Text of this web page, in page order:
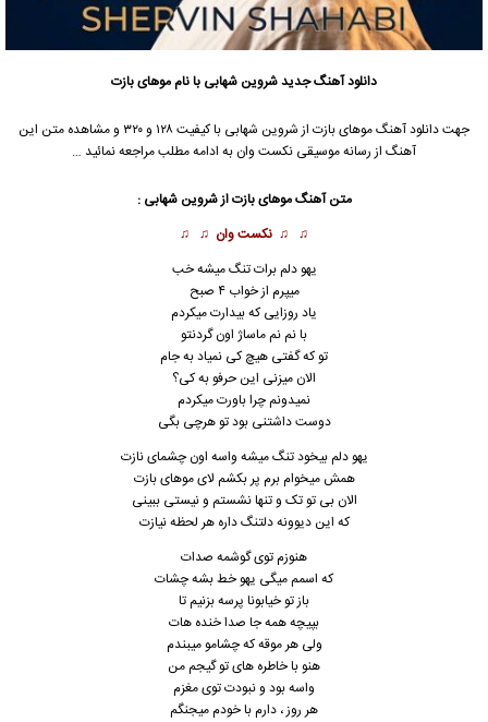
دانلود آهنگ جدیدشروین شهابی با نام موهای بازت
جهت دانلود آهنگ موهای بازت از شروین شهابی با کیفیت ۱۲۸ و ۳۲۰ و مشاهده متن این
آهنگ از رسانه موسیقی نکست وان به ادامه مطلب مراجعه نمائید …
متن آهنگ موهای بازت از شروین شهابی :
♫ ♫ نکست وان ♫ ♫
یهو دلم برات تنگ میشه خب
میپرم از خواب ۴ صبح
یاد روزایی که بیدارت میکردم
با نم نم ماساژ اون گردنتو
تو که گفتی هیچ کی نمیاد به جام
الان میزنی این حرفو به کی؟
نمیدونم چرا باورت میکردم
دوست داشتنی بود تو هرچی بگی
یهو دلم بیخود تنگ میشه واسه اون چشمای نازت
همش میخوام برم پر بکشم لای موهای بازت
الان بی تو تک و تنها نشستم و نیستی ببینی
که این دیوونه دلتنگ داره هر لحظه نیازت
هنوزم توی گوشمه صدات
که اسمم میگی یهو خط بشه چشات
باز تو خیابونا پرسه بزنیم تا
بپیچه همه جا صدا خنده هات
ولی هر موقه که چشامو میبندم
هنو با خاطره های تو گیجم من
واسه بود و نبودت توی مغزم
هر روز ، دارم با خودم میجنگم